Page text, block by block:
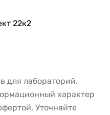
22к2
для лабораторий.
характер
Уточняйте